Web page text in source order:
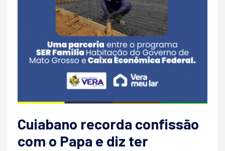
Cuiabano recorda confissão
com o Papa e diz ter